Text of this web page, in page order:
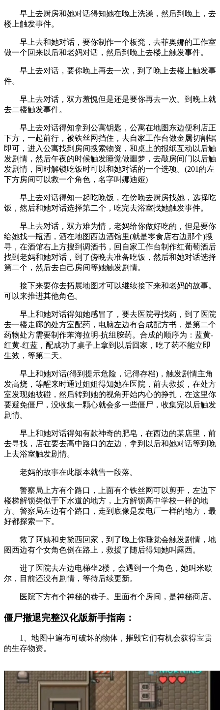
早上去厨房和她对话得知她在晚上洗澡，然后到晚上，去
楼上触发事件。
早上去和她对话，要你制作一个板凳，去菲奥娜的工作室
做一个回来以后和老妈对话，然后到晚上去楼上触发事件。
早上去对话，要你晚上再去一次，到了晚上去楼上触发事
件。
早上去对话，双方羞愧但是还是要你再去一次。到晚上就
去二楼触发事件。
早上去对话得知拿到公寓钥匙，公寓在地图东边便利店正
下方，一起前行，被铁丝网挡住，去自家工作台做金属切割锯
即可，进入公寓找到房间搜索物资，和桌上的报纸互动以后触
发剧情，然后午夜的时候触发睡觉做噩梦，去敲房间门以后触
发剧情，同时解锁吃饭时可以和她对话的一个选项。(201的左
下方房间可以救一个角色，名字叫娜迪娅)
早上去对话得知一起吃晚饭，在傍晚去厨房找她，选择吃
饭，然后和她对话选择第二个，吃完去浴室找她触发事件。
早上去对话，双方难为情，老妈给你做好吃的，但是要你
给她找一瓶酒，酒在地图西边酒馆里(就是零食店右边那个)搜
寻，在酒馆右上方搜到调酒书，回自家工作台制作红葡萄酒后
找到老妈和她对话，到了傍晚去准备吃饭，然后和她对话选择
第二个，然后去自己房间等她触发剧情。
接下来要你去拓展地图才可以继续接下来和老妈的故事。
可以来推进其他角色。
早上和她对话得知她感冒了，要去医院寻找药，到了医院
去一楼走廊的处方室配药，电脑左边有合成配方书，是第二个
药物处方需要制作苯海拉明-抗组胺药。合成的顺序为：蓝黄-
红黄-红蓝，配成功了桌子上拿到以后回家，吃了药不能立即
生效，等第二天。
早上和她对话(得到提示危险，记得存档)，触发剧情主角
发高烧，等醒来时通过姐姐得知她在医院，前去救援，在处方
室发现她被碰，然后转到她的视角开始内心的挣扎，在这里你
要避免僵尸，没收集一颗心就会多一些僵尸，收集完以后触发
剧情。
早上和她对话得知有款神奇的肥皂，在西边的某店里，前
去寻找，店在要去高中路口的左边，拿到以后和她对话等到晚
上去浴室触发剧情。
老妈的故事在此版本就告一段落。
警察局上方有个路口，上面有个铁丝网可以剪开，左边下
楼梯解锁类似于下水道的地方，上方解锁高中学校一样的地
方。警察局左边有个路口，走到底像是发电厂一样的地方，最
好都探索一下。
救了阿姨和史黛西回家，到了晚上你睡觉会触发剧情，地
图西边有个女角色倒在路上，救援了随后得知她叫露西。
进了医院去左边电梯坐2楼，会遇到一个角色，她叫米歇
尔，目前还没有剧情，等待后续更新。
医院下方有个神秘的巷子。里面有个房间，是神秘商店。
僵尸撤退完整汉化版新手指南：
1、地图中遍布可破坏的物体，摧毁它们有机会获得宝贵
的生存物资。